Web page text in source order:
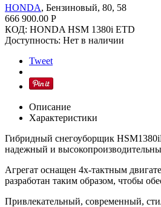
HONDA, Бензиновый, 80, 58
666 900.00 Р
КОД: HONDA HSM 1380i ETD
Доступность: Нет в наличии
Tweet
Описание
Характеристики
Гибридный снегоуборщик
надежный и
Агрегат оснащен 4х-тактным
разработан таким образом, чтобы
Привлекательный, современный,